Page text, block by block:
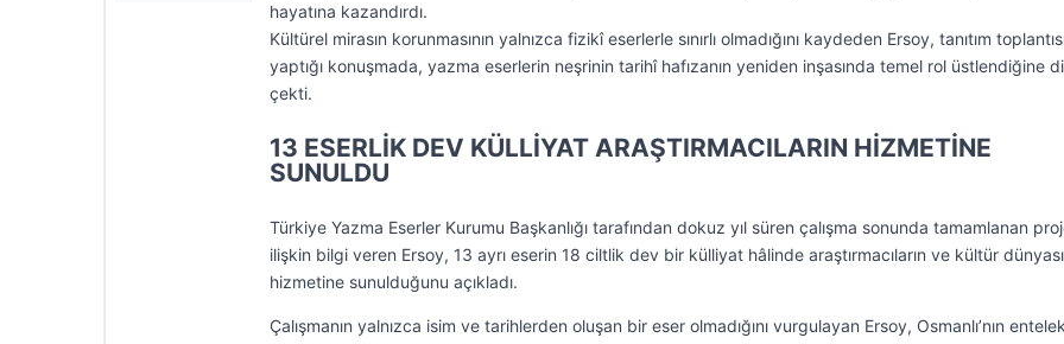
hayatına kazandırdı.
Kültürel mirasın korunmasının yalnızca fizikî eserlerle sınırlı olmadığını kaydeden Ersoy, tanıtım
yaptığı konuşmada, yazma eserlerin neşrinin tarihî hafızanın yeniden inşasında temel rol üstlendiğine
çekti.
13 ESERLİK DEV KÜLLİYAT ARAŞTIRMACILARIN HİZMETİNE
SUNULDU
Türkiye Yazma Eserler Kurumu Başkanlığı tarafından dokuz yıl süren çalışma sonunda tamamlanan
ilişkin bilgi veren Ersoy, 13 ayrı eserin 18 ciltlik dev bir külliyat hâlinde araştırmacıların ve kültür
hizmetine sunulduğunu açıkladı.
Çalışmanın yalnızca isim ve tarihlerden oluşan bir eser olmadığını vurgulayan Ersoy, Osmanlı’nın